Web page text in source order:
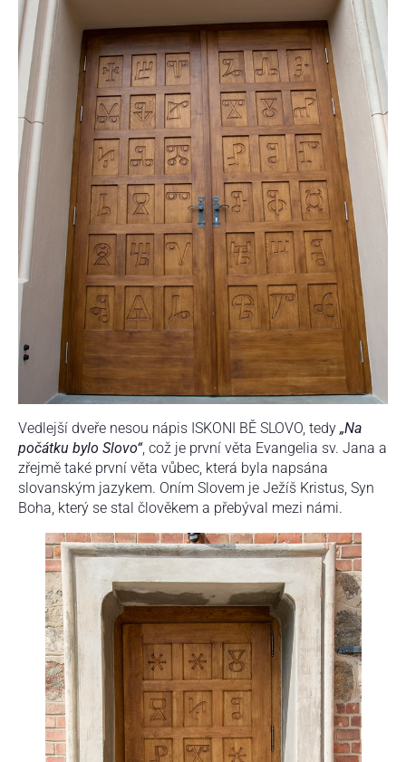
Vedlejší dveře nesou nápis ISKONI BĚ SLOVO, tedy „Na
počátku bylo Slovo“, což je první věta Evangelia sv. Jana a
zřejmě také první věta vůbec, která byla napsána
slovanským jazykem. Oním Slovem je Ježíš Kristus, Syn
Boha, který se stal člověkem a přebýval mezi námi.